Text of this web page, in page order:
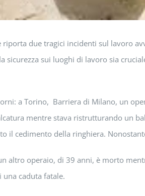
riporta due tragici incidenti sul lavoro
sicurezza sui luoghi di lavoro sia
a Torino, Barriera di Milano, un
mentre stava ristrutturando un
il cedimento della ringhiera.
altro operaio, di 39 anni, è morto
una caduta fatale.